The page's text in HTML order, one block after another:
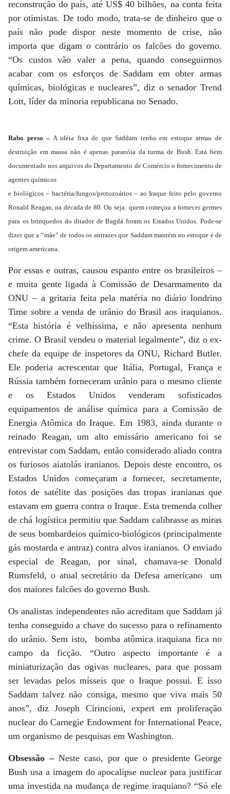
reconstrução do país, até US$ 40 bilhões, na conta feita
por otimistas. De todo modo, trata-se de dinheiro que o
país não pode dispor neste momento de crise, não
importa que digam o contrário os falcões do governo.
“Os custos vão valer a pena, quando conseguirmos
acabar com os esforços de Saddam em obter armas
químicas, biológicas e nucleares”, diz o senador Trend
Lott, líder da minoria republicana no Senado.
Rabo preso – A idéia fixa de que Saddam tenha em estoque armas de
destruição em massa não é apenas paranóia da turma de Bush. Está bem
documentado nos arquivos do Departamento de Comércio o fornecimento de
agentes químicos
e biológicos – bactéria/fungos/protozoários – ao Iraque feito pelo governo
Ronald Reagan, na década de 80. Ou seja: quem começou a fornecer germes
para os brinquedos do ditador de Bagdá foram os Estados Unidos. Pode-se
dizer que a “mãe” de todos os antrazes que Saddam mantém no estoque é de
origem americana.
Por essas e outras, causou espanto entre os brasileiros –
e muita gente ligada à Comissão de Desarmamento da
ONU – a gritaria feita pela matéria no diário londrino
Time sobre a venda de urânio do Brasil aos iraquianos.
“Esta história é velhíssima, e não apresenta nenhum
crime. O Brasil vendeu o material legalmente”, diz o ex-
chefe da equipe de inspetores da ONU, Richard Butler.
Ele poderia acrescentar que Itália, Portugal, França e
Rússia também forneceram urânio para o mesmo cliente
e os Estados Unidos venderam sofisticados
equipamentos de análise química para a Comissão de
Energia Atômica do Iraque. Em 1983, ainda durante o
reinado Reagan, um alto emissário americano foi se
entrevistar com Saddam, então considerado aliado contra
os furiosos aiatolás iranianos. Depois deste encontro, os
Estados Unidos começaram a fornecer, secretamente,
fotos de satélite das posições das tropas iranianas que
estavam em guerra contra o Iraque. Esta tremenda colher
de chá logística permitiu que Saddam calibrasse as miras
de seus bombardeios químico-biológicos (principalmente
gás mostarda e antraz) contra alvos iranianos. O enviado
especial de Reagan, por sinal, chamava-se Donald
Rumsfeld, o atual secretário da Defesa americano um
dos maiores falcões do governo Bush.
Os analistas independentes não acreditam que Saddam já
tenha conseguido a chave do sucesso para o refinamento
do urânio. Sem isto, bomba atômica iraquiana fica no
campo da ficção. “Outro aspecto importante é a
miniaturização das ogivas nucleares, para que possam
ser levadas pelos mísseis que o Iraque possui. E isso
Saddam talvez não consiga, mesmo que viva mais 50
anos”, diz Joseph Cirincioni, expert em proliferação
nuclear do Carnegie Endowment for International Peace,
um organismo de pesquisas em Washington.
Obsessão –Neste caso, por que o presidente George
Bush usa a imagem do apocalipse nuclear para justificar
uma investida na mudança de regime iraquiano? “Só ele